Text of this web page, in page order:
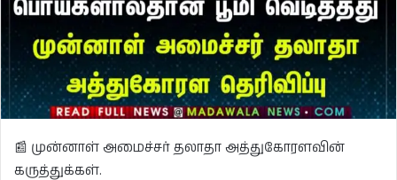
📰 முன்னாள் அமைச்சர் தலாதா அத்துகோரளவின்
கருத்துக்கள்.